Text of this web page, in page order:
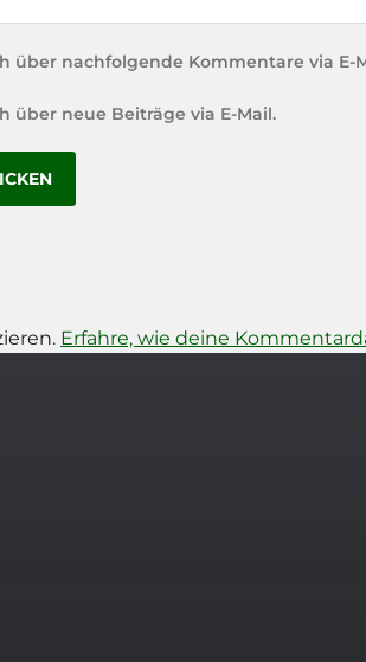
über nachfolgende Kommentare via E-
über neue Beiträge via E-Mail.
Erfahre, wie deine